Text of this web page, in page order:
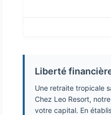
Liberté
Une retraite tropicale
Chez Leo Resort,
votre capital. En